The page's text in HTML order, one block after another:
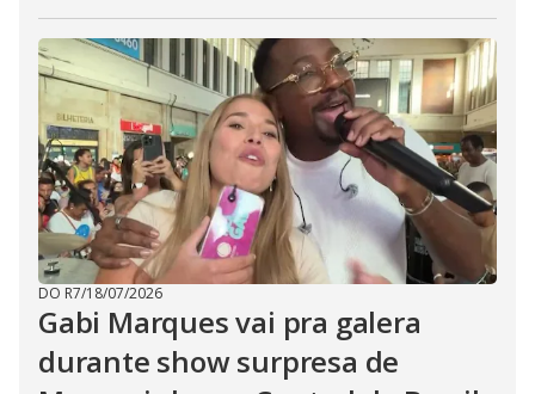
DO R7/18/07/2026
Gabi Marques vai pra galera
durante show surpresa de